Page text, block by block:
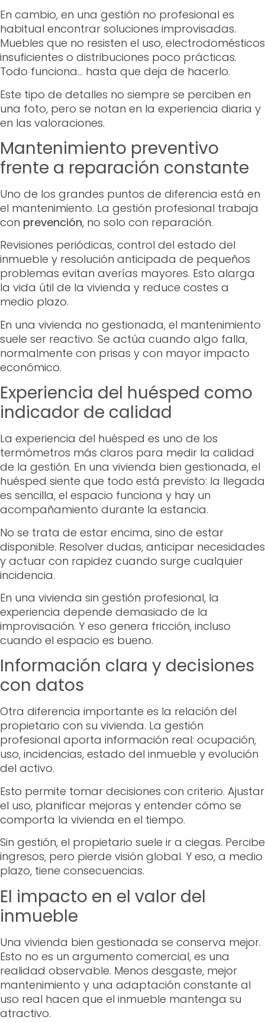
En cambio, en una gestión no profesional es
habitual encontrar soluciones improvisadas.
Muebles que no resisten el uso, electrodomésticos
insuficientes o distribuciones poco prácticas.
Todo funciona… hasta que deja de hacerlo.
Este tipo de detalles no siempre se perciben en
una foto, pero se notan en la experiencia diaria y
en las valoraciones.
Mantenimiento preventivo
frente a reparación constante
Uno de los grandes puntos de diferencia está en
el mantenimiento. La gestión profesional trabaja
con prevención, no solo con reparación.
Revisiones periódicas, control del estado del
inmueble y resolución anticipada de pequeños
problemas evitan averías mayores. Esto alarga
la vida útil de la vivienda y reduce costes a
medio plazo.
En una vivienda no gestionada, el mantenimiento
suele ser reactivo. Se actúa cuando algo falla,
normalmente con prisas y con mayor impacto
económico.
Experiencia del huésped como
indicador de calidad
La experiencia del huésped es uno de los
termómetros más claros para medir la calidad
de la gestión. En una vivienda bien gestionada, el
huésped siente que todo está previsto: la llegada
es sencilla, el espacio funciona y hay un
acompañamiento durante la estancia.
No se trata de estar encima, sino de estar
disponible. Resolver dudas, anticipar necesidades
y actuar con rapidez cuando surge cualquier
incidencia.
En una vivienda sin gestión profesional, la
experiencia depende demasiado de la
improvisación. Y eso genera fricción, incluso
cuando el espacio es bueno.
Información clara y decisiones
con datos
Otra diferencia importante es la relación del
propietario con su vivienda. La gestión
profesional aporta información real: ocupación,
uso, incidencias, estado del inmueble y evolución
del activo.
Esto permite tomar decisiones con criterio. Ajustar
el uso, planificar mejoras y entender cómo se
comporta la vivienda en el tiempo.
Sin gestión, el propietario suele ir a ciegas. Percibe
ingresos, pero pierde visión global. Y eso, a medio
plazo, tiene consecuencias.
El impacto en el valor del
inmueble
Una vivienda bien gestionada se conserva mejor.
Esto no es un argumento comercial, es una
realidad observable. Menos desgaste, mejor
mantenimiento y una adaptación constante al
uso real hacen que el inmueble mantenga su
atractivo.